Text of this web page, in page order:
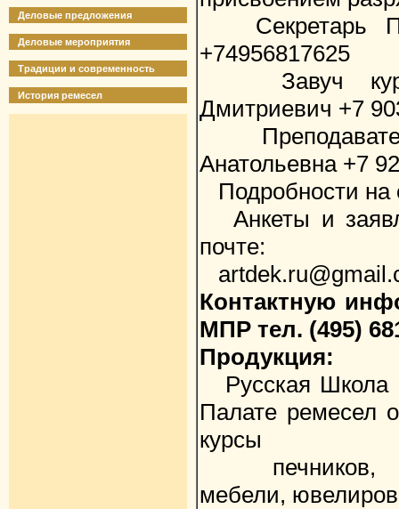
Деловые предложения
Деловые мероприятия
Традиции и современность
История ремесел
Секретарь
+74956817625
Завуч
Дмитриевич +7
Анатольевна +7
Подробности на
Анкеты и
почте:
Контактную
МПР тел. (495)
Продукция:
Русская Школа
Палате ремесел
курсы
печников,
мебели,